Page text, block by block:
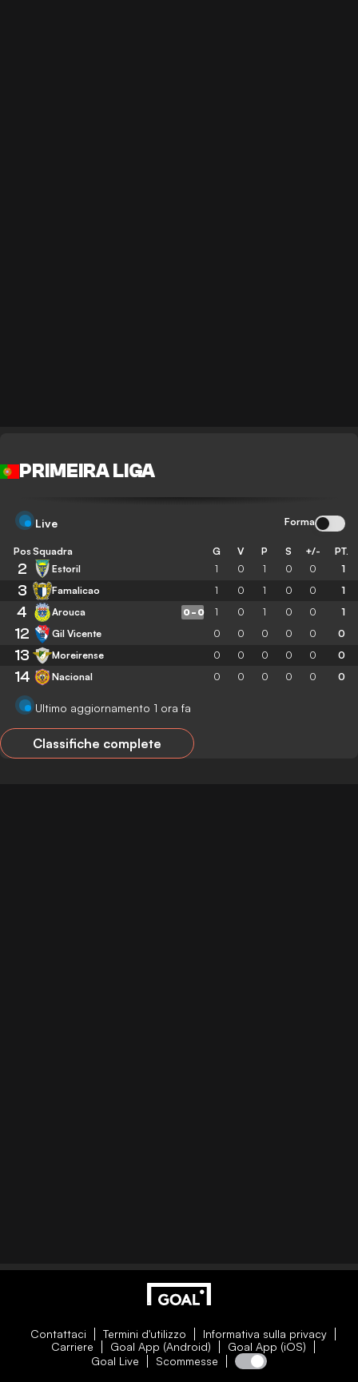
PRIMEIRA LIGA
Live Forma
Pos Squadra G V P S +/- PT.
2 Estoril 1 0 1 0 0 1
3 Famalicao 1 0 1 0 0 1
4 Arouca 0- 0 1 0 1 0 0 1
12 Gil Vicente 0 0 0 0 0 0
13 Moreirense 0 0 0 0 0 0
14 Nacional 0 0 0 0 0 0
Ultimo aggiornamento 1 ora fa
Classifiche complete
Contattaci Termini d'utilizzo
Informativa sulla privacy
Carriere
Goal App (Android)
Goal App (iOS)
Goal Live
Scommesse